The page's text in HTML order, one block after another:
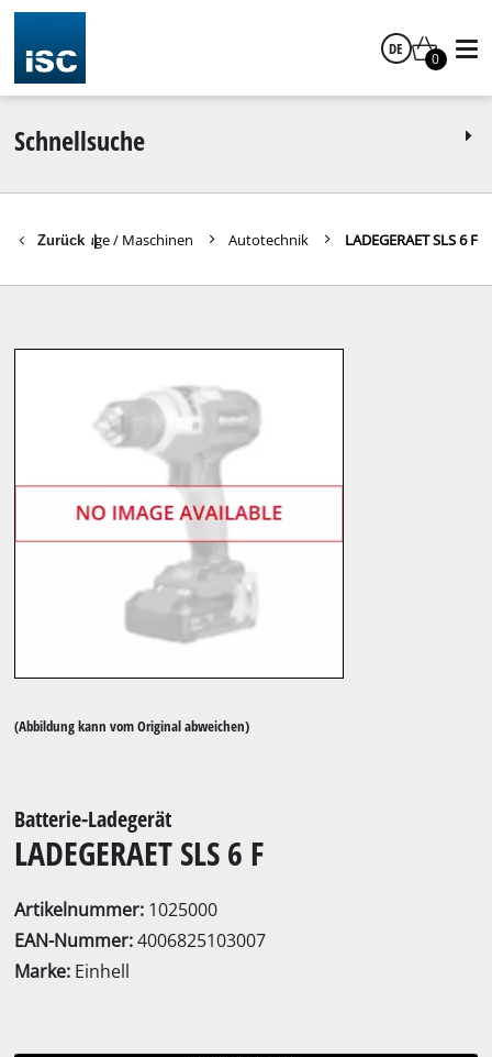
DE
0
Schnellsuche
Zurück |
Werkzeuge / Maschinen Autotechnik LADEGERAET SLS 6 F
(Abbildung kann vom Original abweichen)
Batterie-Ladegerät
LADEGERAET SLS 6 F
Artikelnummer: 1025000
EAN-Nummer:4006825103007
Marke: Einhell